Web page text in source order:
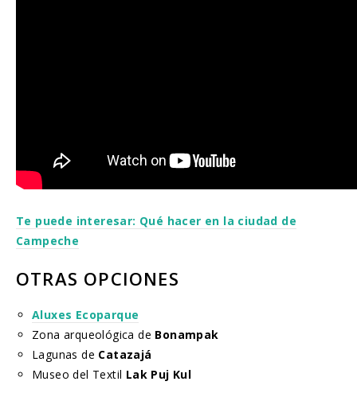
Te puede interesar: Qué hacer en la ciudad de
Campeche
OTRAS OPCIONES
Aluxes Ecoparque
Zona arqueológica de Bonampak
Lagunas de Catazajá
Museo del Textil Lak Puj Kul